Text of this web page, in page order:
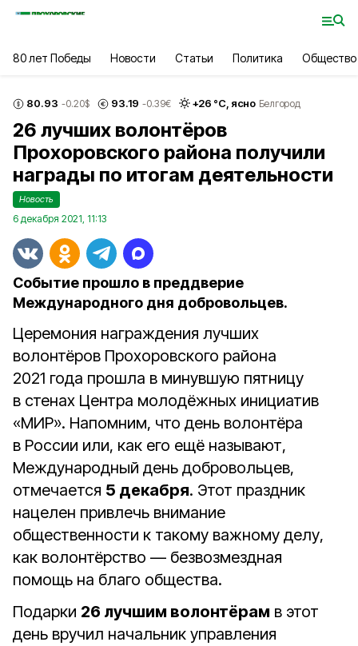
80 лет Победы Новости Статьи Политика Общество
80.93 -0.20$ 93.19 -0.39€ +26 °С, ясно Белгород
26 лучших волонтёров
Прохоровского района получили
награды по итогам деятельности
Новость
6 декабря 2021, 11:13
Событие прошло в преддверие
Международного дня добровольцев.
Церемония награждения лучших
волонтёров Прохоровского района
2021 года прошла в минувшую пятницу
в стенах Центра молодёжных инициатив
«МИР». Напомним, что день волонтёра
в России или, как его ещё называют,
Международный день добровольцев,
отмечается 5 декабря. Этот праздник
нацелен привлечь внимание
общественности к такому важному делу,
как волонтёрство — безвозмездная
помощь на благо общества.
Подарки 26 лучшим волонтёрам в этот
день вручил начальник управления